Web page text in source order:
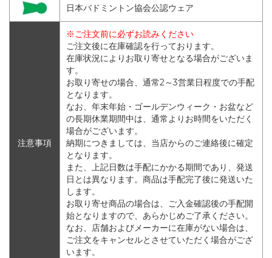
日本バドミントン協会公認ウェア
注意事項
※ご注文前に必ずお読みください
ご注文後に在庫確認を行っております。
在庫状況によりお取り寄せとなる場合がございま
す。
お取り寄せの場合、通常2～3営業日程度での手配
となります。
なお、年末年始・ゴールデンウィーク・お盆など
の長期休業期間中は、通常よりお時間をいただく
場合がございます。
納期につきましては、当店からのご連絡後に確定
となります。
また、上記日数は手配にかかる期間であり、発送
日とは異なります。商品は手配完了後に発送いた
します。
お取り寄せ商品の場合は、ご入金確認後の手配開
始となりますので、あらかじめご了承ください。
なお、店舗およびメーカーに在庫がない場合は、
ご注文をキャンセルとさせていただく場合がござ
います。